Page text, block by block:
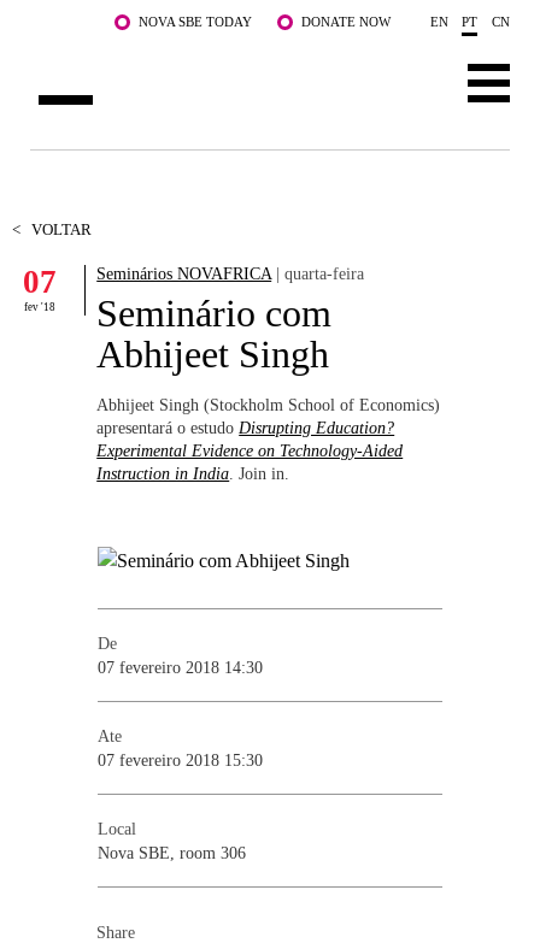
Saltar para o conteúdo principalNOVA SBE TODAY DONATE NOW EN PT CN
DOCENTES E INVESTIGAÇÃO
COMUNIDADE
WHAT'S HAPPENING
< VOLTAR
07
fev '18
Seminários NOVAFRICA| quarta-feira
Seminário com
Abhijeet Singh
Abhijeet Singh (Stockholm School of Economics)
apresentará o estudo Disrupting Education?
Experimental Evidence on Technology-Aided
Instruction in India . Join in.
De
07 fevereiro 2018 14:30
Ate
07 fevereiro 2018 15:30
Local
Nova SBE, room 306
Share